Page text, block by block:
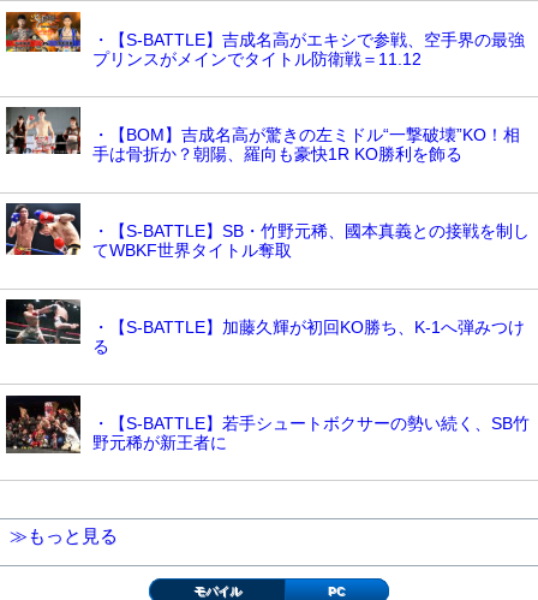
・【S-BATTLE】吉成名高がエキシで参戦、空手界の最強
プリンスがメインでタイトル防衛戦＝11.12
・【BOM】吉成名高が驚きの左ミドル“一撃破壊”KO！相
手は骨折か？朝陽、羅向も豪快1R KO勝利を飾る
・【S-BATTLE】SB・竹野元稀、國本真義との接戦を制し
てWBKF世界タイトル奪取
・【S-BATTLE】加藤久輝が初回KO勝ち、K-1へ弾みつけ
る
・【S-BATTLE】若手シュートボクサーの勢い続く、SB竹
野元稀が新王者に
≫もっと見る
モバイル PC